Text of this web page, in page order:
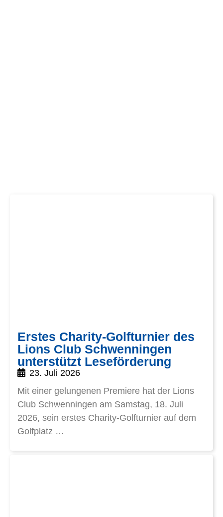
Erstes Charity-Golfturnier des
Lions Club Schwenningen
unterstützt Leseförderung
23. Juli 2026
Mit einer gelungenen Premiere hat der Lions
Club Schwenningen am Samstag, 18. Juli
2026, sein erstes Charity-Golfturnier auf dem
Golfplatz …